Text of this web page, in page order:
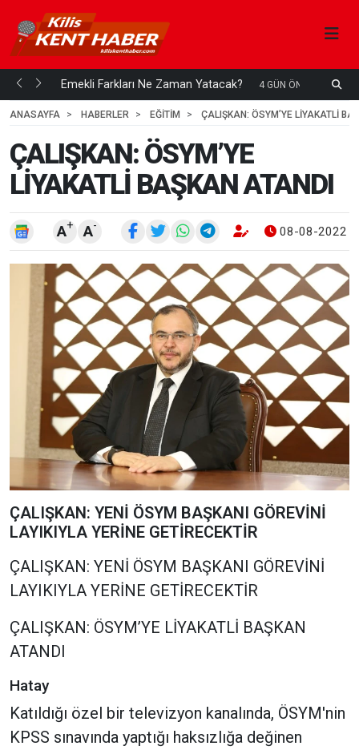
mi... Emekli Farkları Ne Zaman Yatacak? 4 GÜN ÖNCE
ANASAYFA
HABERLER EĞİTİM ÇALIŞKAN: ÖSYM’YE LİYAKATLİ
ÇALIŞKAN: ÖSYM’YE
LİYAKATLİ BAŞKAN ATANDI
A+ A- 08-08-2022
ÇALIŞKAN: YENİ ÖSYM BAŞKANI GÖREVİNİ
LAYIKIYLA YERİNE GETİRECEKTİR
ÇALIŞKAN: YENİ ÖSYM BAŞKANI GÖREVİNİ
LAYIKIYLA YERİNE GETİRECEKTİR
ÇALIŞKAN: ÖSYM’YE LİYAKATLİ BAŞKAN
ATANDI
Hatay
Katıldığı özel bir televizyon kanalında, ÖSYM'nin
KPSS sınavında yaptığı haksızlığa değinen